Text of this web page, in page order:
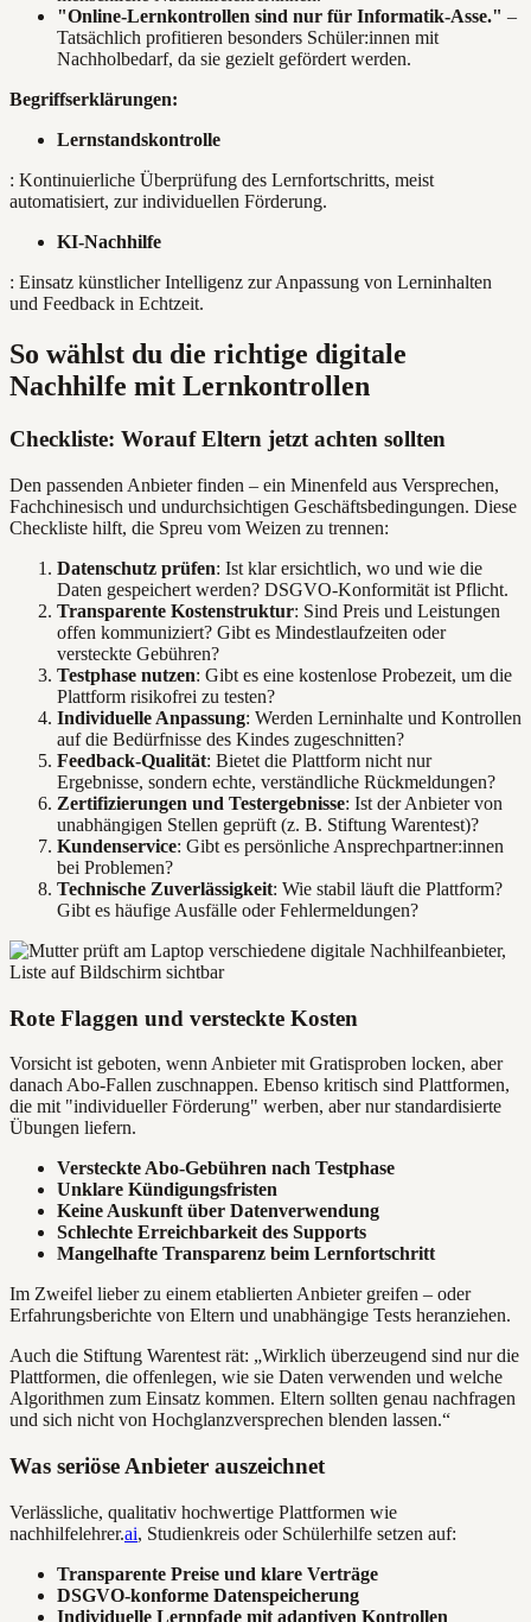
"Online-Lernkontrollen sind nur für Informatik-Asse." –
Tatsächlich profitieren besonders Schüler:innen mit
Nachholbedarf, da sie gezielt gefördert werden.
Begriffserklärungen:
Lernstandskontrolle
: Kontinuierliche Überprüfung des Lernfortschritts, meist
automatisiert, zur individuellen Förderung.
KI-Nachhilfe
: Einsatz künstlicher Intelligenz zur Anpassung von Lerninhalten
und Feedback in Echtzeit.
So wählst du die richtige digitale
Nachhilfe mit Lernkontrollen
Checkliste: Worauf Eltern jetzt achten sollten
Den passenden Anbieter finden – ein Minenfeld aus Versprechen,
Fachchinesisch und undurchsichtigen Geschäftsbedingungen. Diese
Checkliste hilft, die Spreu vom Weizen zu trennen:
Datenschutz prüfen: Ist klar ersichtlich, wo und wie die
Daten gespeichert werden? DSGVO-Konformität ist Pflicht.
Transparente Kostenstruktur: Sind Preis und Leistungen
offen kommuniziert? Gibt es Mindestlaufzeiten oder
versteckte Gebühren?
Testphase nutzen: Gibt es eine kostenlose Probezeit, um die
Plattform risikofrei zu testen?
Individuelle Anpassung: Werden Lerninhalte und Kontrollen
auf die Bedürfnisse des Kindes zugeschnitten?
Feedback-Qualität: Bietet die Plattform nicht nur
Ergebnisse, sondern echte, verständliche Rückmeldungen?
Zertifizierungen und Testergebnisse: Ist der Anbieter von
unabhängigen Stellen geprüft (z. B. Stiftung Warentest)?
Kundenservice: Gibt es persönliche Ansprechpartner:innen
bei Problemen?
Technische Zuverlässigkeit: Wie stabil läuft die Plattform?
Gibt es häufige Ausfälle oder Fehlermeldungen?
Rote Flaggen und versteckte Kosten
Vorsicht ist geboten, wenn Anbieter mit Gratisproben locken, aber
danach Abo-Fallen zuschnappen. Ebenso kritisch sind Plattformen,
die mit "individueller Förderung" werben, aber nur standardisierte
Übungen liefern.
Versteckte Abo-Gebühren nach Testphase
Unklare Kündigungsfristen
Keine Auskunft über Datenverwendung
Schlechte Erreichbarkeit des Supports
Mangelhafte Transparenz beim Lernfortschritt
Im Zweifel lieber zu einem etablierten Anbieter greifen – oder
Erfahrungsberichte von Eltern und unabhängige Tests heranziehen.
Auch die Stiftung Warentest rät: „Wirklich überzeugend sind nur die
Plattformen, die offenlegen, wie sie Daten verwenden und welche
Algorithmen zum Einsatz kommen. Eltern sollten genau nachfragen
und sich nicht von Hochglanzversprechen blenden lassen.“
Was seriöse Anbieter auszeichnet
Verlässliche, qualitativ hochwertige Plattformen wie
nachhilfelehrer.ai, Studienkreis oder Schülerhilfe setzen auf:
Transparente Preise und klare Verträge
DSGVO-konforme Datenspeicherung
Individuelle Lernpfade mit adaptiven Kontrollen